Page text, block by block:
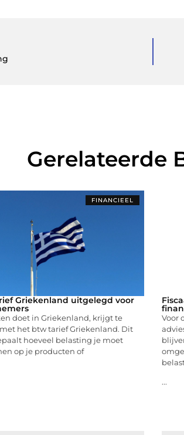
Gerelateerde
FINANCIEEL
Griekenland uitgelegd voor
doet in Griekenland, krijgt te
het btw tarief Griekenland. Dit
hoeveel belasting je moet
op je producten of
Voor
...